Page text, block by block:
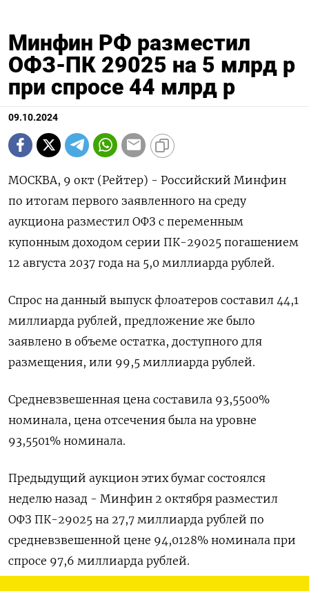
Минфин РФ разместил
ОФЗ-ПК 29025 на 5 млрд р
при спросе 44 млрд р
09.10.2024
МОСКВА, 9 окт (Рейтер) - Российский Минфин
по итогам первого заявленного на среду
аукциона разместил ОФЗ с переменным
купонным доходом серии ПК-29025 погашением
12 августа 2037 года на 5,0 миллиарда рублей.
Спрос на данный выпуск флоатеров составил 44,1
миллиарда рублей, предложение же было
заявлено в объеме остатка, доступного для
размещения, или 99,5 миллиарда рублей.
Средневзвешенная цена составила 93,5500%
номинала, цена отсечения была на уровне
93,5501% номинала.
Предыдущий аукцион этих бумаг состоялся
неделю назад - Минфин 2 октября разместил
ОФЗ ПК-29025 на 27,7 миллиарда рублей по
средневзвешенной цене 94,0128% номинала при
спросе 97,6 миллиарда рублей.